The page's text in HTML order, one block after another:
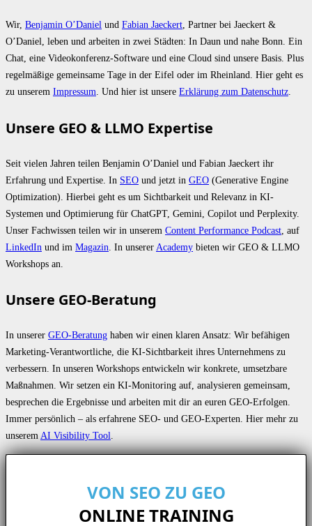
Wir, Benjamin O’Daniel und Fabian Jaeckert , Partner bei Jaeckert &
O’Daniel, leben und arbeiten in zwei Städten: In Daun und nahe Bonn. Ein
Chat, eine Videokonferenz-Software und eine Cloud sind unsere Basis. Plus
regelmäßige gemeinsame Tage in der Eifel oder im Rheinland. Hier geht es
zu unserem Impressum . Und hier ist unsere Erklärung zum Datenschutz
Unsere GEO & LLMO Expertise
Seit vielen Jahren teilen Benjamin O’Daniel und Fabian Jaeckert ihr
Erfahrung und Expertise. In SEO und jetzt in GEO (Generative Engine
Optimization). Hierbei geht es um Sichtbarkeit und Relevanz in KI-
Systemen und Optimierung für ChatGPT, Gemini, Copilot und Perplexity.
Unser Fachwissen teilen wir in unserem Content Performance Podcast , auf
LinkedIn und im Magazin . In unserer Academy bieten wir GEO & LLMO
Workshops an.
Unsere GEO-Beratung
In unserer GEO-Beratung haben wir einen klaren Ansatz: Wir befähigen
Marketing-Verantwortliche, die KI-Sichtbarkeit ihres Unternehmens zu
verbessern. In unseren Workshops entwickeln wir konkrete, umsetzbare
Maßnahmen. Wir setzen ein KI-Monitoring auf, analysieren gemeinsam,
besprechen die Ergebnisse und arbeiten mit dir an euren GEO-Erfolgen.
Immer persönlich – als erfahrene SEO- und GEO-Experten. Hier mehr zu
unseremAI Visibility Tool.
VON SEO ZU GEO
ONLINE TRAINING